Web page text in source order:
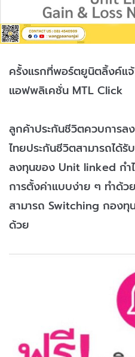
ครั้งแรกที่พอร์ตยูนิตลิ้งค์แจ้
แอฟพลิเคชั่น MTL Click
ลูกค้าประกันชีวิตควบการ
ไทยประกันชีวิตสามารถได้
ลงทุนของ Unit linked กำ
การตั้งค่าแบบง่าย ๆ ทำด้
สามารถ Switching กองทุ
ด้วย